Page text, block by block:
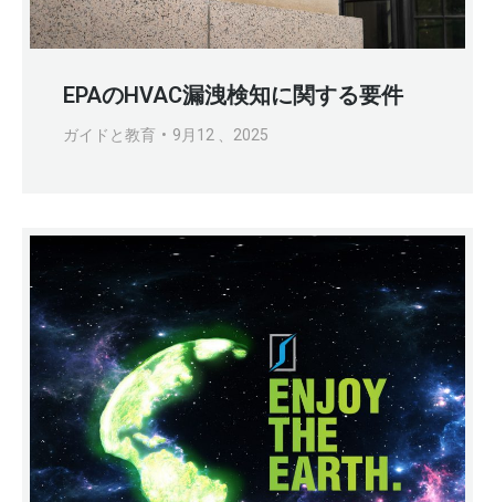
EPAのHVAC漏洩検知に関する要件
ガイドと教育 9月12 、2025